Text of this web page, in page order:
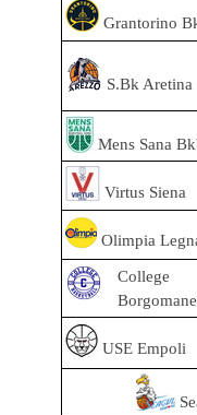
Grantorino
S.Bk Aretina
Mens Sana
Virtus Siena
Olimpia
College
USE Empoli